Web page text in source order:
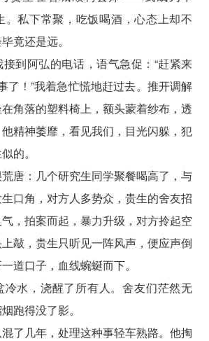
。私下常聚，吃饭喝酒，心态上却不
竟还是远。
到阿弘的电话，语气急促：“赶紧来
了！”我着急忙慌地赶过去。推开调解
角落的塑料椅上，额头蒙着纱布，透
精神萎靡，看见我们，目光闪躲，犯
的。
唐：几个研究生同学聚餐喝高了，与
口角，对方人多势众，贵生的舍友招
，拍案而起，暴力升级，对方拎起空
敲，贵生只听见一阵风声，便应声倒
道口子，血线蜿蜒而下。
冷水，浇醒了所有人。舍友们茫然无
跑得没了影。
了几年，处理这种事轻车熟路。他掏